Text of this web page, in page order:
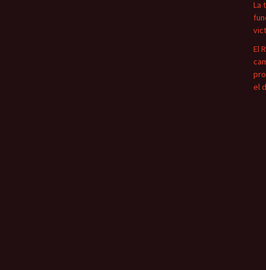
La
El
el